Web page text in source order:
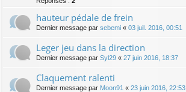
hauteur pédale de frein
Dernier message par sebemi « 03 juil. 2016, 00:51
Leger jeu dans la direction
Dernier message par Syl29 « 27 juin 2016, 18:37
Claquement ralenti
Dernier message par Moon91 « 23 juin 2016, 22:53